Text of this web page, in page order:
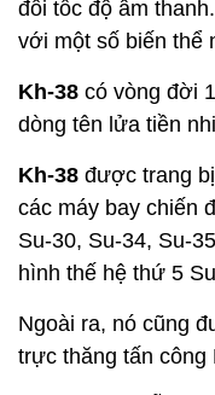
đôi tốc độ âm
với một số biến thể
Kh-38 có vòng đời
dòng tên lửa tiền
Kh-38 được trang
các máy bay chiến
Su-30, Su-34, Su-
hình thế hệ thứ 5
Ngoài ra, nó cũng
trực thăng tấn công